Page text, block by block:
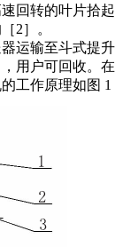
回转的叶片
2］。
运输至斗式
用户可回收
工作原理如图 1